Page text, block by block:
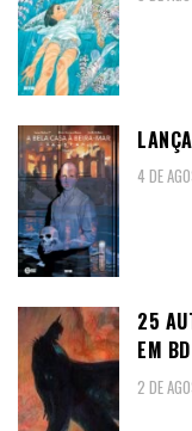
4 DE
25
EM
2 DE